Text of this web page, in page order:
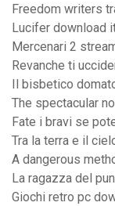
Freedom writers
Lucifer download
Mercenari 2
Revanche ti
Il bisbetico
The spectacular
Fate i bravi se
Tra la terra e il
A dangerous
La ragazza del
Giochi retro pc